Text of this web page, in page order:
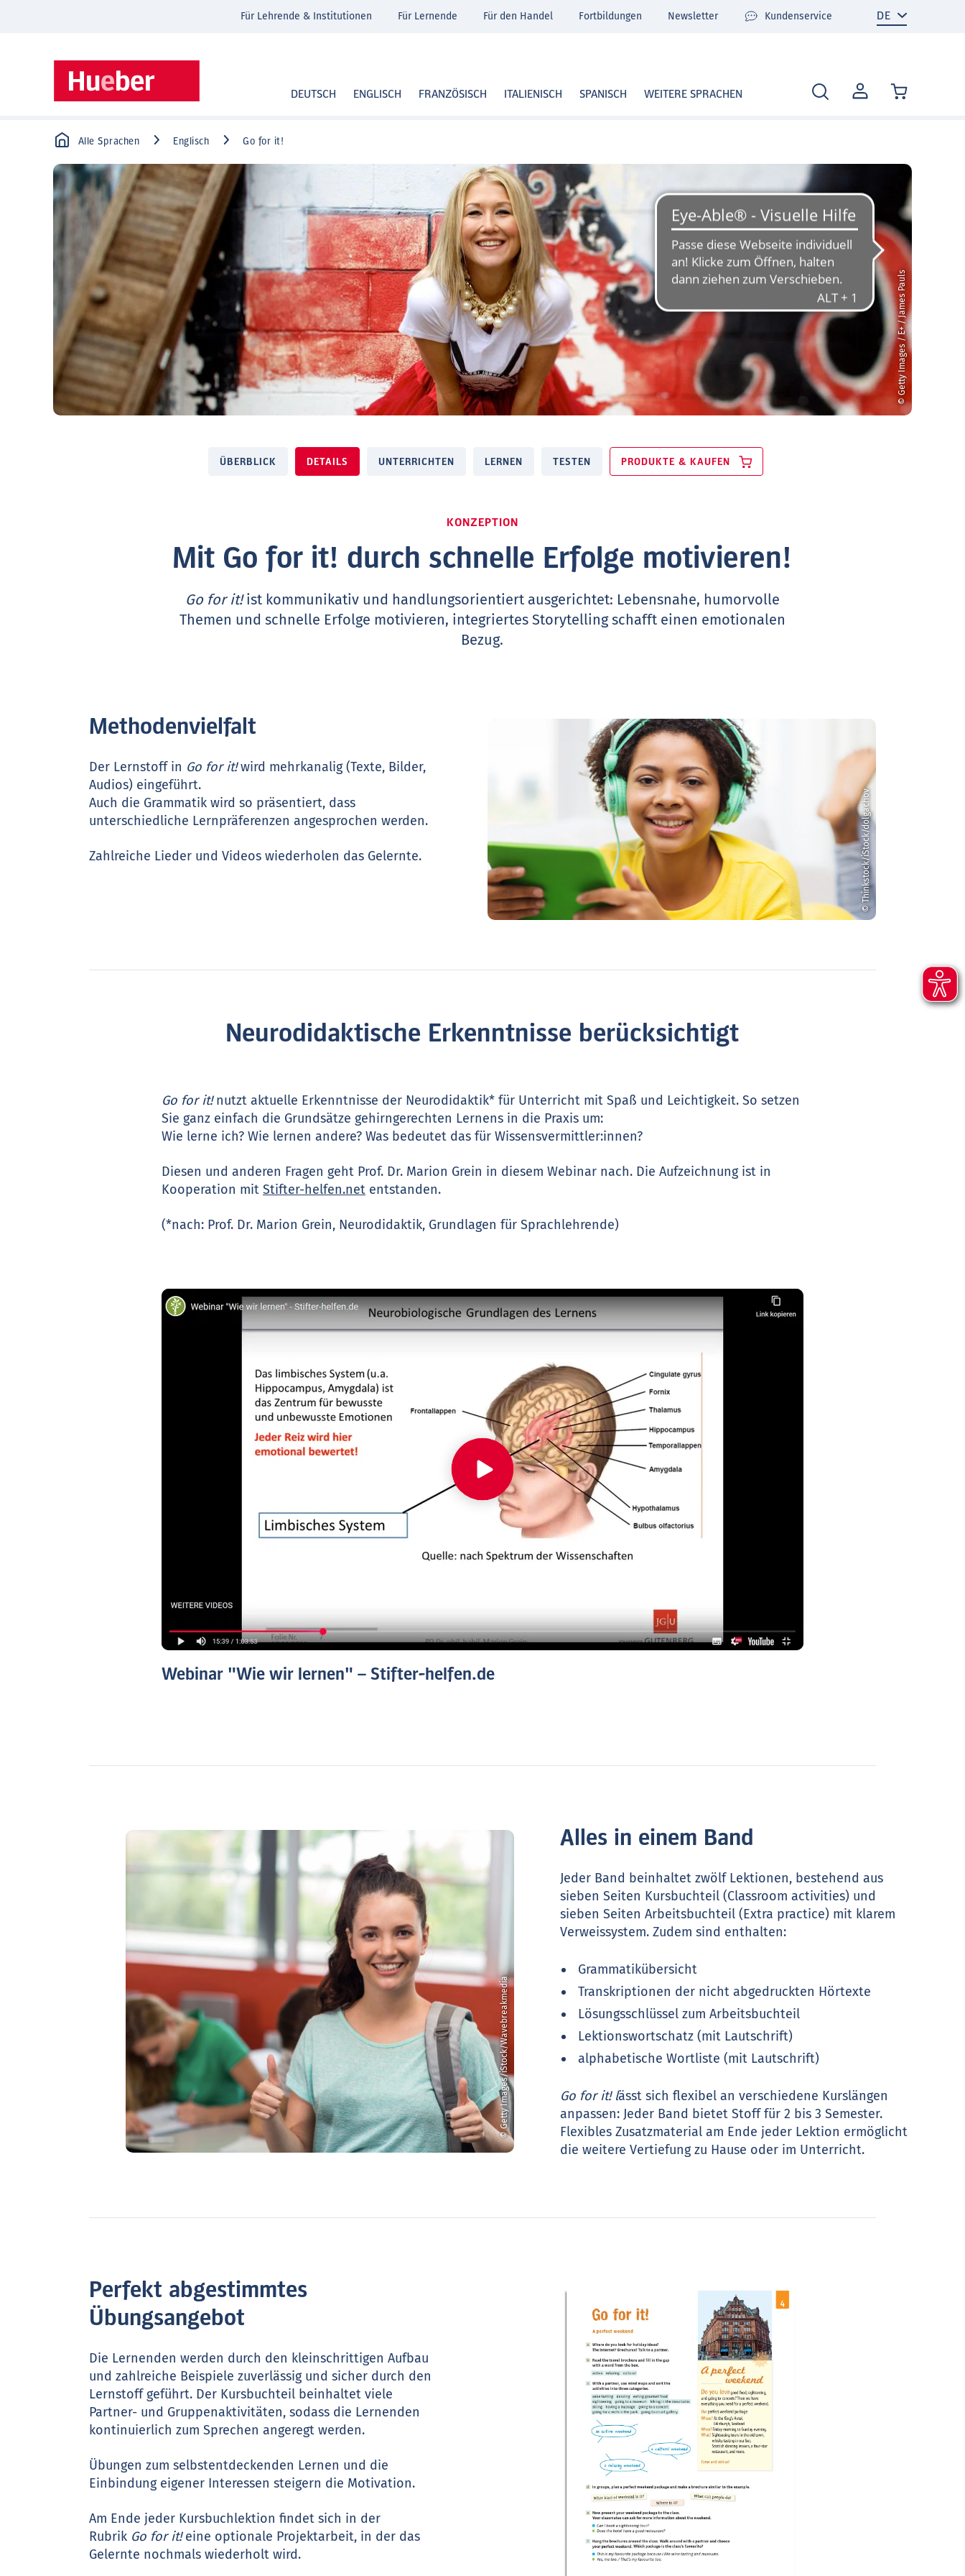
MEIN
KONTO
DEUTSCH ENGLISCH FRANZÖSISCH ITALIENISCH SPANISCH WEITERE SPRACHEN
Für Lehrende & Institutionen Für Lernende Für den Handel Fortbildungen Newsletter Kundenservice
Alle Sprachen Englisch Go for it!
© Getty Images / E+ / James Pauls
ÜBERBLICK DETAILS UNTERRICHTEN LERNEN TESTEN PRODUKTE & KAUFEN
KONZEPTION
Mit Go for it! durch schnelle Erfolge motivieren!
Go for it!ist kommunikativ und handlungsorientiert ausgerichtet: Lebensnahe, humorvolle
Themen und schnelle Erfolge motivieren, integriertes Storytelling schafft einen emotionalen
Bezug.
Methodenvielfalt
Der Lernstoff in Go for it!wird mehrkanalig (Texte, Bilder,
Audios) eingeführt.
Auch die Grammatik wird so präsentiert, dass
unterschiedliche Lernpräferenzen angesprochen werden.
Zahlreiche Lieder und Videos wiederholen das Gelernte. © Thinkstock/iStock/dolgachov
Neurodidaktische Erkenntnisse berücksichtigt
Go for it!nutzt aktuelle Erkenntnisse der Neurodidaktik* für Unterricht mit Spaß und Leichtigkeit. So setzen
Sie ganz einfach die Grundsätze gehirngerechten Lernens in die Praxis um:
Wie lerne ich? Wie lernen andere? Was bedeutet das für Wissens­vermittler:innen?
Diesen und anderen Fragen geht Prof. Dr. Marion Grein in diesem Webinar nach. Die Aufzeichnung ist in
Kooperation mitStifter-helfen.net entstanden.
(*nach: Prof. Dr. Marion Grein, Neurodidaktik, Grundlagen für Sprachlehrende)
Webinar "Wie wir lernen" – Stifter-helfen.de
Alles in einem Band
Jeder Band beinhaltet zwölf Lektionen, bestehend aus
sieben Seiten Kursbuchteil (Classroom activities) und
sieben Seiten Arbeitsbuchteil (Extra practice) mit klarem
Verweissystem. Zudem sind enthalten:
Grammatikübersicht
Transkriptionen der nicht abgedruckten Hörtexte
Lösungsschlüssel zum Arbeitsbuchteil
Lektionswortschatz (mit Lautschrift)
alphabetische Wortliste (mit Lautschrift)
Go for it! lässt sich flexibel an verschiedene Kurslängen
anpassen: Jeder Band bietet Stoff für 2 bis 3 Semester.
Flexibles Zusatzmaterial am Ende jeder Lektion ermöglicht
die weitere Vertiefung zu Hause oder im Unterricht.
© Getty Images/iStock/Wavebreakmedia
Perfekt abgestimmtes
Übungsangebot
Die Lernenden werden durch den kleinschrittigen Aufbau
und zahlreiche Beispiele zuverlässig und sicher durch den
Lernstoff geführt. Der Kursbuchteil beinhaltet viele
Partner- und Gruppenaktivitäten, sodass die Lernenden
kontinuierlich zum Sprechen angeregt werden.
Übungen zum selbstentdeckenden Lernen und die
Einbindung eigener Interessen steigern die Motivation.
Am Ende jeder Kursbuchlektion findet sich in der
Rubrik Go for it!eine optionale Projektarbeit, in der das
Gelernte nochmals wiederholt wird.